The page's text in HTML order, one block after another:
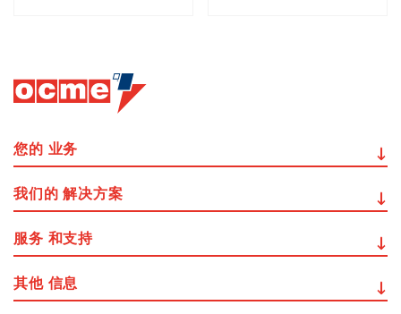
您的 业务
我们的 解决方案
服务 和支持
其他 信息